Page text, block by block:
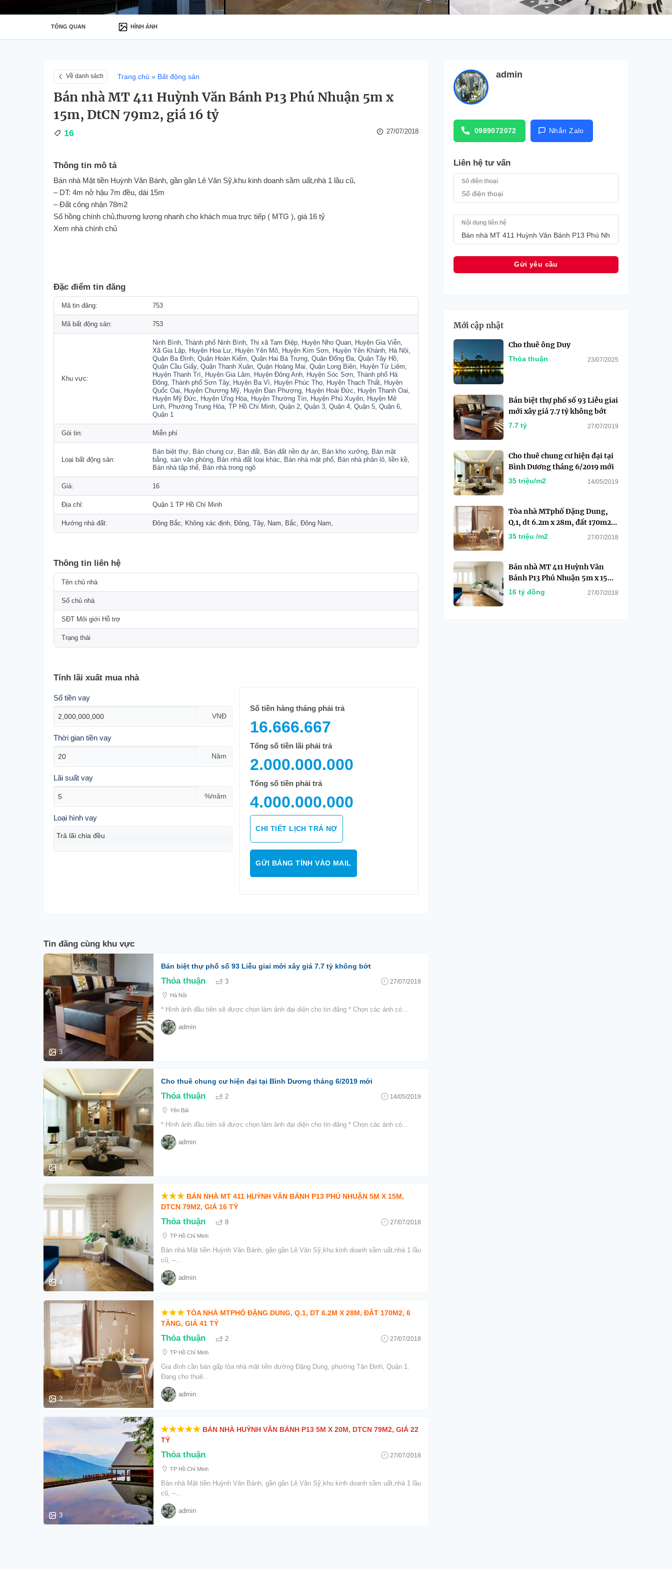
TỔNG QUAN HÌNH ẢNH
Về danh sách Trang chủ » Bất động sản
Bán nhà MT 411 Huỳnh Văn Bánh P13 Phú Nhuận 5m x
15m, DtCN 79m2, giá 16 tỷ
16 27/07/2018
Thông tin mô tả
Bán nhà Mặt tiền Huỳnh Văn Bánh, gần gần Lê Văn Sỹ,khu kinh doanh sầm uất,nhà 1 lầu cũ,
– DT: 4m nở hậu 7m đều, dài 15m
– Đất công nhận 78m2
Sổ hồng chính chủ,thương lượng nhanh cho khách mua trực tiếp ( MTG ), giá 16 tỷ
Xem nhà chính chủ
Đặc điểm tin đăng
Mã tin đăng: 753
Mã bất động sản: 753
Khu vực:
Ninh Bình, Thành phố Ninh Bình, Thị xã Tam Điệp, Huyện Nho Quan, Huyện Gia Viễn,
Xã Gia Lập, Huyện Hoa Lư, Huyện Yên Mô, Huyện Kim Sơn, Huyện Yên Khánh, Hà Nội,
Quận Ba Đình, Quận Hoàn Kiếm, Quận Hai Bà Trưng, Quận Đống Đa, Quận Tây Hồ,
Quận Cầu Giấy, Quận Thanh Xuân, Quận Hoàng Mai, Quận Long Biên, Huyện Từ Liêm,
Huyện Thanh Trì, Huyện Gia Lâm, Huyện Đông Anh, Huyện Sóc Sơn,
Thành phố Hà
Đông, Thành phố Sơn Tây, Huyện Ba Vì, Huyện Phúc Thọ, Huyện Thạch Thất, Huyện
Quốc Oai, Huyện Chương Mỹ, Huyện Đan Phượng, Huyện Hoài Đức, Huyện Thanh Oai,
Huyện Mỹ Đức, Huyện Ứng Hòa, Huyện Thường Tín, Huyện Phú Xuyên, Huyện Mê
Linh, Phường Trung Hòa, TP Hồ Chí Minh, Quận 2, Quận 3, Quận 4, Quận 5, Quận 6,
Quận 1
Gói tin: Miễn phí
Loại bất động sản:
Bán biệt thự, Bán chung cư, Bán đất, Bán đất nền dự án, Bán kho xưởng, Bán mặt
bằng, sàn văn phòng, Bán nhà đất loại khác, Bán nhà mặt phố, Bán nhà phân lô, liền kề,
Bán nhà tập thể, Bán nhà trong ngõ
Giá: 16
Địa chỉ: Quận 1 TP Hồ Chí Minh
Hướng nhà đất: Đông Bắc, Không xác định, Đông, Tây, Nam, Bắc, Đông Nam,
Thông tin liên hệ
Tên chủ nhà
Số chủ nhà
SĐT Môi giới Hỗ trợ
Trạng thái
Tính lãi xuất mua nhà
Số tiền vay
VNĐ
Thời gian tiền vay
Năm
Lãi suất vay
%/năm
Loại hình vay
Số tiền hàng tháng phải trả
16.666.667
Tổng số tiền lãi phải trả
2.000.000.000
Tổng số tiền phải trả
4.000.000.000
CHI TIẾT LỊCH TRẢ NỢ
GỬI BẢNG TÍNH VÀO MAIL
Tin đăng cùng khu vực
3
Bán biệt thự phố số 93 Liễu giai mới xây giá 7.7 tỷ không bớt
Thỏa thuận 3 27/07/2019
Hà Nội
* Hình ảnh đầu tiên sẽ được chọn làm ảnh đại diện cho tin đăng * Chọn các ảnh có...
admin
1
Cho thuê chung cư hiện đại tại Bình Dương tháng 6/2019 mới
Thỏa thuận 2 14/05/2019
Yên Bái
* Hình ảnh đầu tiên sẽ được chọn làm ảnh đại diện cho tin đăng * Chọn các ảnh có...
admin
4
BÁN NHÀ MT 411 HUỲNH VĂN BÁNH P13 PHÚ NHUẬN 5M X 15M,
DTCN 79M2, GIÁ 16 TỶ
Thỏa thuận 8 27/07/2018
TP Hồ Chí Minh
Bán nhà Mặt tiền Huỳnh Văn Bánh, gần gần Lê Văn Sỹ,khu kinh doanh sầm uất,nhà 1 lầu
cũ, –...
admin
2
TÒA NHÀ MTPHỐ ĐẶNG DUNG, Q.1, DT 6.2M X 28M, ĐẤT 170M2, 6
TẦNG, GIÁ 41 TỶ
Thỏa thuận 2 27/07/2018
TP Hồ Chí Minh
Gia đình cần bán gấp tòa nhà mặt tiền đường Đặng Dung, phường Tân Định, Quận 1.
Đang cho thuê...
admin
3
BÁN NHÀ HUỲNH VĂN BÁNH P13 5M X 20M, DTCN 79M2, GIÁ 22
TỶ
Thỏa thuận 27/07/2018
TP Hồ Chí Minh
Bán nhà Mặt tiền Huỳnh Văn Bánh, gần gần Lê Văn Sỹ,khu kinh doanh sầm uất,nhà 1 lầu
cũ, –...
admin
admin
0989072072 Nhắn Zalo
Liên hệ tư vấn
Số điện thoại
Nội dung liên hệ
Mới cập nhật
Cho thuê ông Duy
Thỏa thuận 23/07/2025
Bán biệt thự phố số 93 Liễu giai
mới xây giá 7.7 tỷ không bớt
7.7 tỷ 27/07/2019
Cho thuê chung cư hiện đại tại
Bình Dương tháng 6/2019 mới
35 triệu/m2 14/05/2019
Tòa nhà MTphố Đặng Dung,
Q.1, dt 6.2m x 28m, đất 170m2,
6 tầng, giá 41 tỷ
35 triệu /m2 27/07/2018
Bán nhà MT 411 Huỳnh Văn
Bánh P13 Phú Nhuận 5m x 15m,
DtCN 79m2, giá 16 tỷ
16 tỷ đồng 27/07/2018